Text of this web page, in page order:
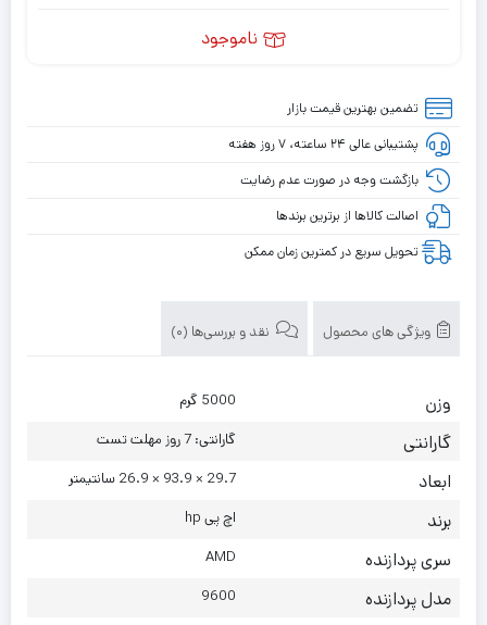
ناموجود
تضمین بهترین قیمت بازار
پشتیبانی عالی ۲۴ ساعته، ۷ روز هفته
بازگشت وجه در صورت عدم رضایت
اصالت کالاها از برترین برندها
تحویل سریع در کمترین زمان ممکن
ویژگی های محصول نقد و بررسی‌ها (0)
وزن 5000 گرم
گارانتی گارانتی: 7 روز مهلت تست
ابعاد 29.7 × 93.9 × 26.9 سانتیمتر
برند اچ پی hp
سری پردازنده AMD
مدل پردازنده 9600